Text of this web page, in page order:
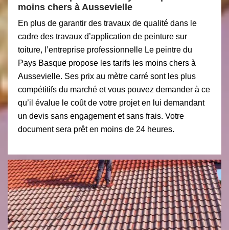
moins chers à Aussevielle
En plus de garantir des travaux de qualité dans le
cadre des travaux d’application de peinture sur
toiture, l’entreprise professionnelle Le peintre du
Pays Basque propose les tarifs les moins chers à
Aussevielle. Ses prix au mètre carré sont les plus
compétitifs du marché et vous pouvez demander à ce
qu’il évalue le coût de votre projet en lui demandant
un devis sans engagement et sans frais. Votre
document sera prêt en moins de 24 heures.